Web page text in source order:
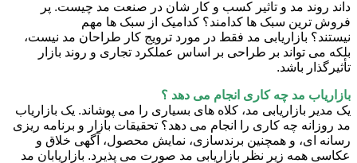
داند روند مد و تاثیر کسب و کار شان در صنعت مد چیست. پر
فروش ترین سبک ها کدامند؟ کدامیک از سبک ها مهم
نیستند؟ بازاریابی مد فقط در مورد ترویج کار طراحان مد نیست،
بلکه می تواند بر طراحی بر اساس عملکرد تجاری و روند بازار
تأثیرگذار باشد.
بازاریاب مد چه کاری انجام می دهد ؟
یک مدیر بازاریابی مد، کلاه های بسیاری را می پوشاند. یک بازاریاب
مد روزانه چه کاری را انجام می دهد؟ تحقیقات بازار و برنامه ریزی
رسانه ای، و همچنین برندسازی، نمایش محصول، آگهی خلاق و
عکاسی همه زیر نظر بازاریابی مد صورت می پذیرد. بازاریابان مد